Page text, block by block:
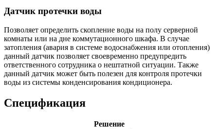
Датчик протечки воды
Позволяет определить скопление воды на полу серверной
комнаты или на дне коммутационного шкафа. В случае
затопления (авария в системе водоснабжения или отопления)
данный датчик позволяет своевременно предупредить
ответственного сотрудника о нештатной ситуации. Также
данный датчик может быть полезен для контроля протечки
воды из системы конденсирования кондиционера.
Спецификация
Решение